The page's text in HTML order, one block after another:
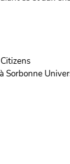
Sorbonne